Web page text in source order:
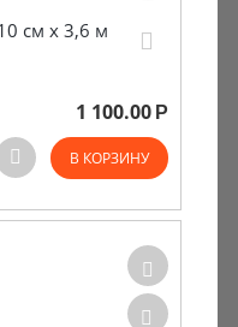
см х 3,6 м
1 100.00 Р
В КОРЗИНУ